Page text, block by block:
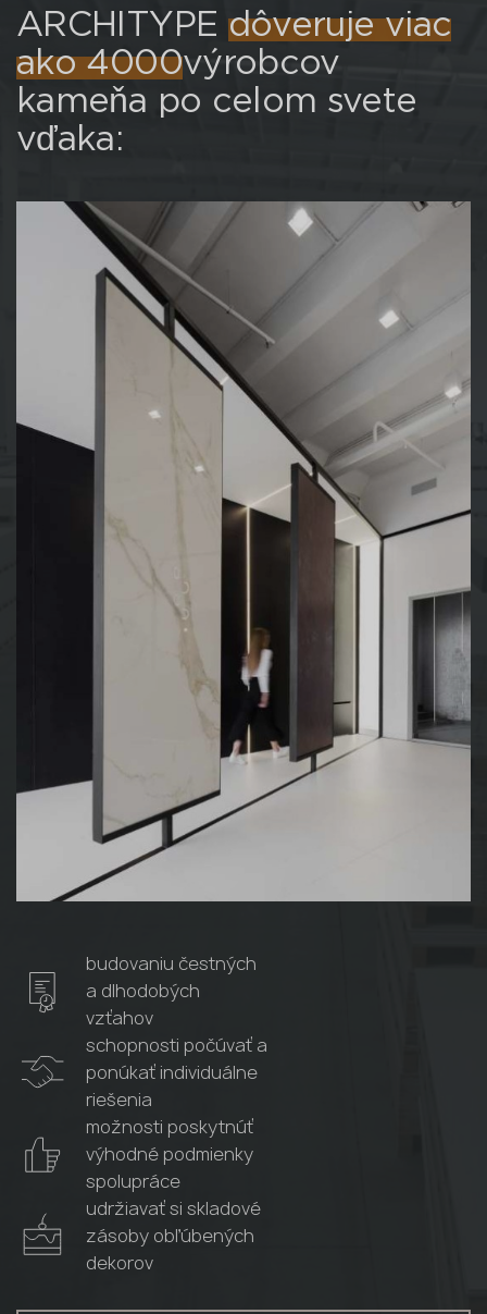
ARCHITYPE dôveruje viac
ako 4000výrobcov
kameňa po celom svete
vďaka:
budovaniu čestných
a dlhodobých
vzťahov
schopnosti počúvať a
ponúkať individuálne
riešenia
možnosti poskytnúť
výhodné podmienky
spolupráce
udržiavať si skladové
zásoby obľúbených
dekorov